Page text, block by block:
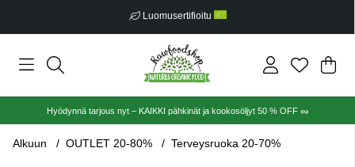
Ilmainen toimitus alkaen €30
.
Hyödynnä tarjous nyt – KAIKKI pähkinät ja kookosöljyt 50 % OFF 🥜
Alkuun OUTLET 20-80% Terveysruoka 20-70%